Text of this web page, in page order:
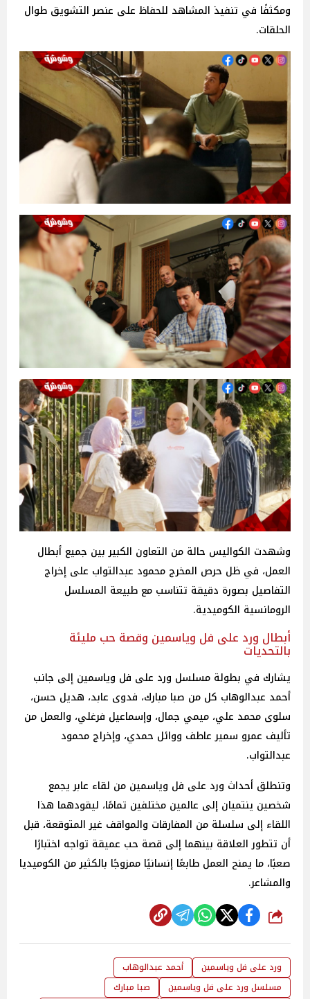
ومكثفًا في تنفيذ المشاهد للحفاظ على عنصر التشويق طوال
الحلقات.
وشهدت الكواليس حالة من التعاون الكبير بين جميع أبطال
العمل، في ظل حرص المخرج محمود عبدالتواب على إخراج
التفاصيل بصورة دقيقة تتناسب مع طبيعة المسلسل
الرومانسية الكوميدية.
أبطال ورد على فل وياسمين وقصة حب مليئة
بالتحديات
يشارك في بطولة مسلسل ورد على فل وياسمين إلى جانب
أحمد عبدالوهاب كل من صبا مبارك، فدوى عابد، هديل حسن،
سلوى محمد علي، ميمي جمال، وإسماعيل فرغلي، والعمل من
تأليف عمرو سمير عاطف ووائل حمدي، وإخراج محمود
عبدالتواب.
وتنطلق أحداث ورد على فل وياسمين من لقاء عابر يجمع
شخصين ينتميان إلى عالمين مختلفين تمامًا، ليقودهما هذا
اللقاء إلى سلسلة من المفارقات والمواقف غير المتوقعة، قبل
أن تتطور العلاقة بينهما إلى قصة حب عميقة تواجه اختبارًا
صعبًا، ما يمنح العمل طابعًا إنسانيًا ممزوجًا بالكثير من الكوميديا
والمشاعر.
شارك
ورد على فل وياسمين
أحمد عبدالوهاب
مسلسل ورد على فل وياسمين
صبا مبارك